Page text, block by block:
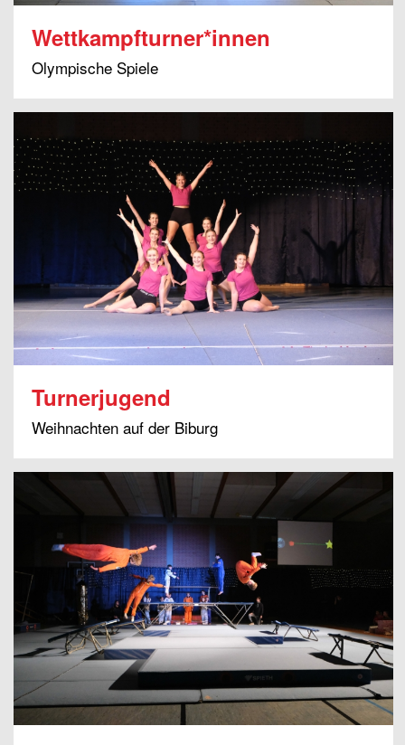
Wettkampfturner*innen
Olympische Spiele
Turnerjugend
Weihnachten auf der Biburg